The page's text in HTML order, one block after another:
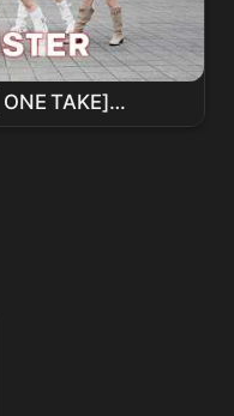
| ONE TAKE]
Dance